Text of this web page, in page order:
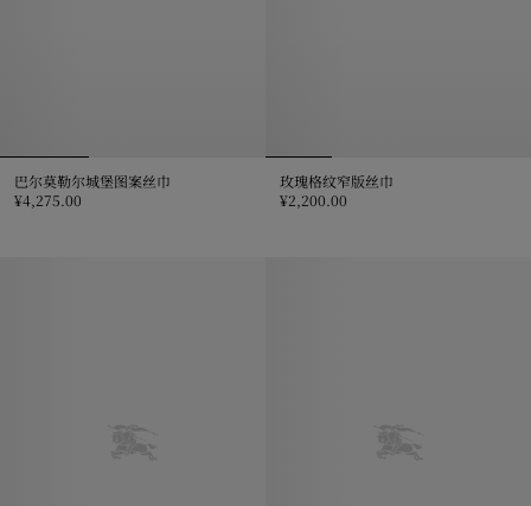
巴尔莫勒尔城堡图案丝巾
¥4,275.00
玫瑰格纹窄版丝巾
¥2,200.00